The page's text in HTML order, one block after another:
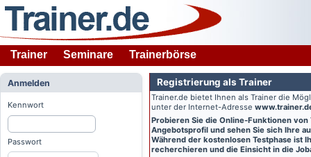
Trainer Seminare Trainerbörse
Anmelden
Kennwort
Passwort
Registrierung als Trainer
Trainer.de bietet Ihnen als Trainer die
unter der Internet-Adresse
Probieren Sie die Online-Funktionen von
Angebotsprofil und sehen Sie sich Ihre
Während der kostenlosen Testphase ist
recherchieren und die Einsicht in die